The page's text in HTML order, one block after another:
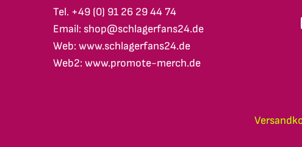
Tel. +49 (0) 91 26 29 44 74
Email: shop@schlagerfans24.de
Web: www.schlagerfans24.de
Web2: www.promote-merch.de